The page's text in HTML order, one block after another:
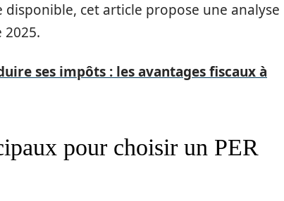
disponible, cet article propose une analyse
ses impôts : les avantages fiscaux à
pour choisir un PER